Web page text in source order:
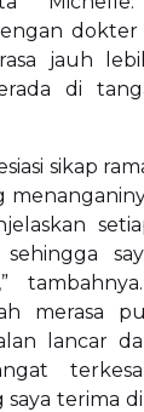
dokter
jauh
di
sikap
merasa
lancar
terima